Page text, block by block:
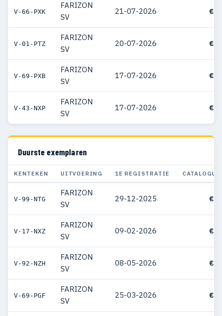
V-66-PXK
FARIZON
SV
21-07-2026 €
V-01-PTZ
FARIZON
SV
20-07-2026 €
V-69-PXB
FARIZON
SV
17-07-2026 €
V-43-NXP
FARIZON
SV
17-07-2026 €
Duurste exemplaren
KENTEKEN UITVOERING 1E REGISTRATIE
V-99-NTG
FARIZON
SV
29-12-2025 €
V-17-NXZ
FARIZON
SV
09-02-2026 €
V-92-NZH
FARIZON
SV
08-05-2026 €
V-69-PGF
FARIZON
SV
25-03-2026 €